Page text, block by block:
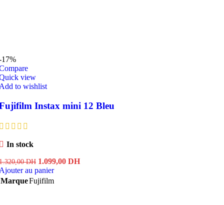
17%
view
to wishlist
Instax mini 12 Bleu
In stock
DH Le
prix
initial
était :
1.099,00 DHLe
au panier
MarqueFujifilm